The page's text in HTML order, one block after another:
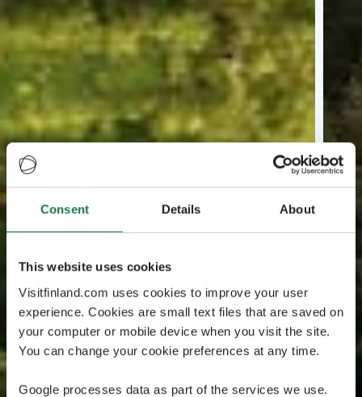
Consent Details About
This website uses cookies
Visitfinland.com uses cookies to improve your user
experience. Cookies are small text files that are saved on
your computer or mobile device when you visit the site.
You can change your cookie preferences at any time.
Google processes data as part of the services we use.